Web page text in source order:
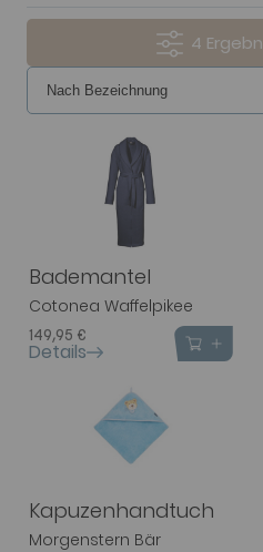
4
Bademantel
Cotonea Waffelpikee
149,95 €
Details
Kapuzenhandtuch
Morgenstern Bär